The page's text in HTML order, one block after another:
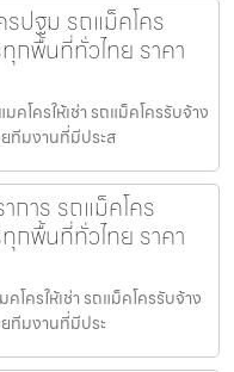
ปฐม รถแม็คโคร
กพื้นที่ทั่วไทย ราคา
โครให้เช่า รถแม็คโครรับจ้าง
ทีมงานที่มีประส
การ รถแม็คโคร
กพื้นที่ทั่วไทย ราคา
โครให้เช่า รถแม็คโครรับจ้าง
ทีมงานที่มีประ